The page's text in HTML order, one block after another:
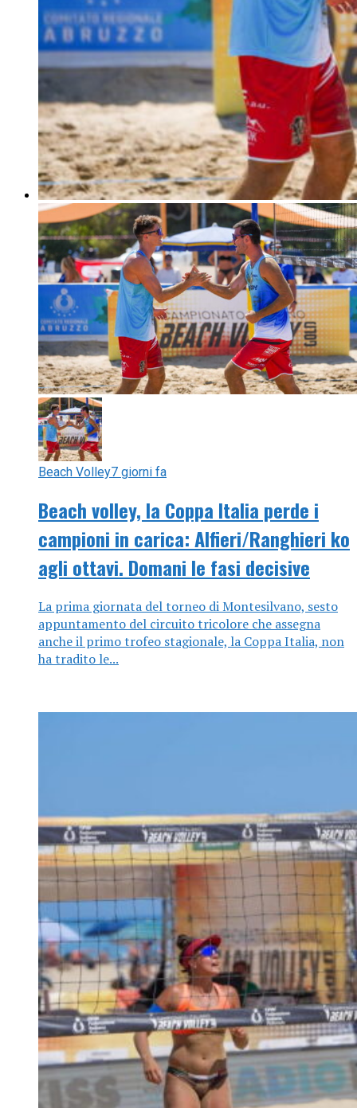
Beach Volley7 giorni fa
Beach volley, la Coppa Italia perde i
campioni in carica: Alfieri/Ranghieri ko
agli ottavi. Domani le fasi decisive
La prima giornata del torneo di Montesilvano, sesto
appuntamento del circuito tricolore che assegna
anche il primo trofeo stagionale, la Coppa Italia, non
ha tradito le...